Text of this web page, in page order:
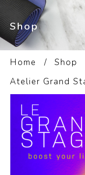
Shop
Home / Shop